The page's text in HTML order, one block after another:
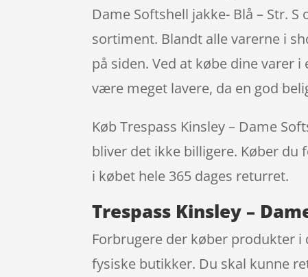
Dame Softshell jakke- Blå – Str.
sortiment. Blandt alle varerne i
på siden. Ved at købe dine varer
være meget lavere, da en god
Køb Trespass Kinsley – Dame
bliver det ikke billigere. Køber du
i købet hele 365 dages returret.
Trespass Kinsley –
Forbrugere der køber produkter
fysiske butikker. Du skal kunne